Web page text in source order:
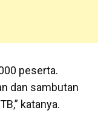
peserta.
dan sambutan
katanya.